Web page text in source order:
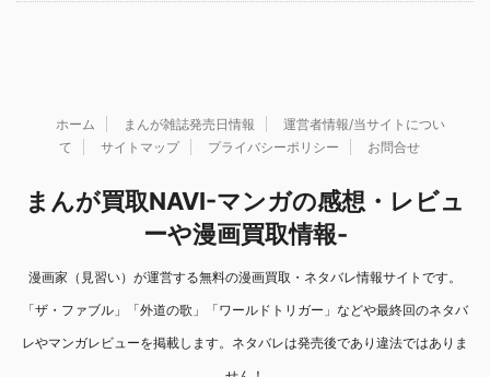
ホーム まんが雑誌発売日情報
運営者情報/当サイトについ
て
サイトマップ プライバシーポリシー お問合せ
まんが買取NAVI-マンガの感想・レビュ
ーや漫画買取情報-
漫画家（見習い）が運営する無料の漫画買取・ネタバレ情報サイトです。
「ザ・ファブル」「外道の歌」「ワールドトリガー」などや最終回のネタバ
レやマンガレビューを掲載します。ネタバレは発売後であり違法ではありま